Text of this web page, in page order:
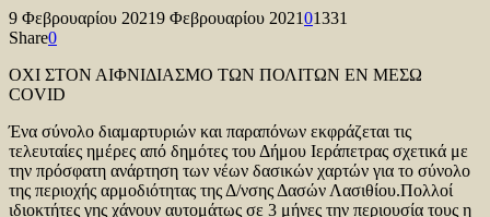
9 Φεβρουαρίου 20219 Φεβρουαρίου 202101331
Share0
ΟΧΙ ΣΤΟΝ ΑΙΦΝΙΔΙΑΣΜΟ ΤΩΝ ΠΟΛΙΤΩΝ ΕΝ ΜΕΣΩ
COVID
Ένα σύνολο διαμαρτυριών και παραπόνων εκφράζεται τις
τελευταίες ημέρες από δημότες του Δήμου Ιεράπετρας σχετικά με
την πρόσφατη ανάρτηση των νέων δασικών χαρτών για το σύνολο
της περιοχής αρμοδιότητας της Δ/νσης Δασών Λασιθίου.Πολλοί
ιδιοκτήτες γης χάνουν αυτομάτως σε 3 μήνες την περιουσία τους η